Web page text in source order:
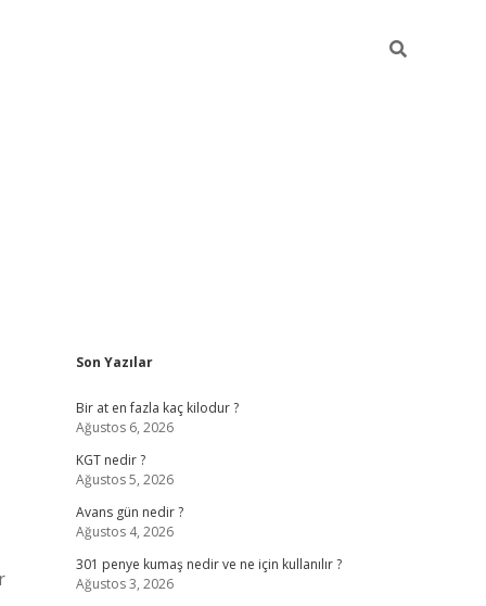
Sidebar
Son Yazılar
Bir at en fazla kaç kilodur ?
Ağustos 6, 2026
KGT nedir ?
Ağustos 5, 2026
Avans gün nedir ?
Ağustos 4, 2026
301 penye kumaş nedir ve ne için kullanılır ?
Ağustos 3, 2026